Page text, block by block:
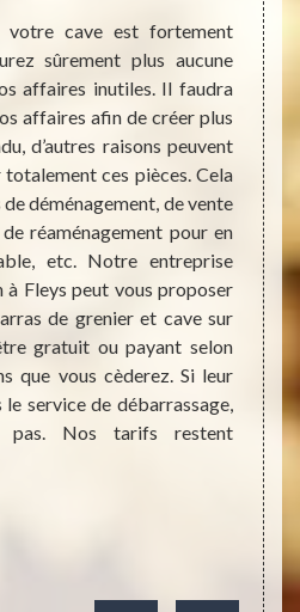
cave est fortement
sûrement plus aucune
affaires inutiles. Il faudra
affaires afin de créer plus
d’autres raisons peuvent
ces pièces. Cela
déménagement, de vente
réaménagement pour en
etc. Notre entreprise
à Fleys peut vous proposer
de grenier et cave sur
gratuit ou payant selon
que vous cèderez. Si leur
service de débarrassage,
pas. Nos tarifs restent
pour
peut
défis.